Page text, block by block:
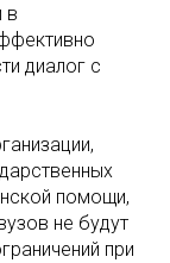
в
диалог с
помощи,
не будут
при